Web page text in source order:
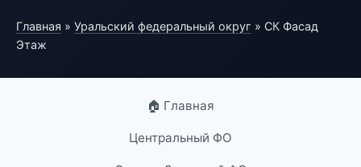
Главная » Уральский федеральный округ » СК Фасад
Этаж
🏠 Главная
Центральный ФО